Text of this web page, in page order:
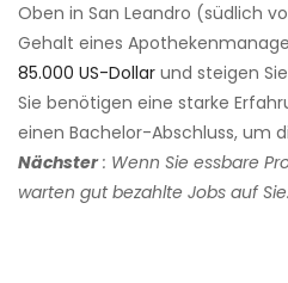
Oben in San Leandro (südlich
Gehalt eines
85.000 US-Dollar und steigen
Sie benötigen eine starke
einen Bachelor-Abschluss, um
Nächster : Wenn Sie essbare
warten gut bezahlte Jobs auf Sie.